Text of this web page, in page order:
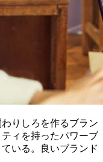
りしろを作るブラン
ィを持ったパワーブ
いる。良いブランド